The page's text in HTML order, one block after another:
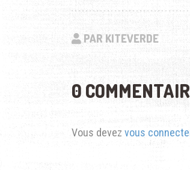
PAR KITEVERDE
0
Vous devez vous